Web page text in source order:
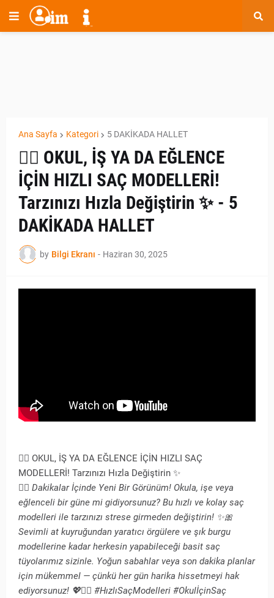
Ana Sayfa Kategori 5 DAKİKADA HALLET
💇‍♀️ OKUL, İŞ YA DA EĞLENCE
İÇİN HIZLI SAÇ MODELLERİ!
Tarzınızı Hızla Değiştirin ✨ - 5
DAKİKADA HALLET
by Bilgi Ekranı - Haziran 30, 2025
💇‍♀️ OKUL, İŞ YA DA EĞLENCE İÇİN HIZLI SAÇ
MODELLERİ! Tarzınızı Hızla Değiştirin ✨
💇‍♀️ Dakikalar İçinde Yeni Bir Görünüm! Okula, işe veya
eğlenceli bir güne mi gidiyorsunuz? Bu hızlı ve kolay saç
modelleri ile tarzınızı strese girmeden değiştirin! ✨🎀
Sevimli at kuyruğundan yaratıcı örgülere ve şık burgu
modellerine kadar herkesin yapabileceği basit saç
tüyolarımız sizinle. Yoğun sabahlar veya son dakika planlar
için mükemmel — çünkü her gün harika hissetmeyi hak
ediyorsunuz! 💖👱‍♀️ #HızlıSaçModelleri #OkulİçinSaç